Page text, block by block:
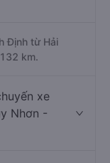
Định từ Hải
km.
xe
Nhơn -